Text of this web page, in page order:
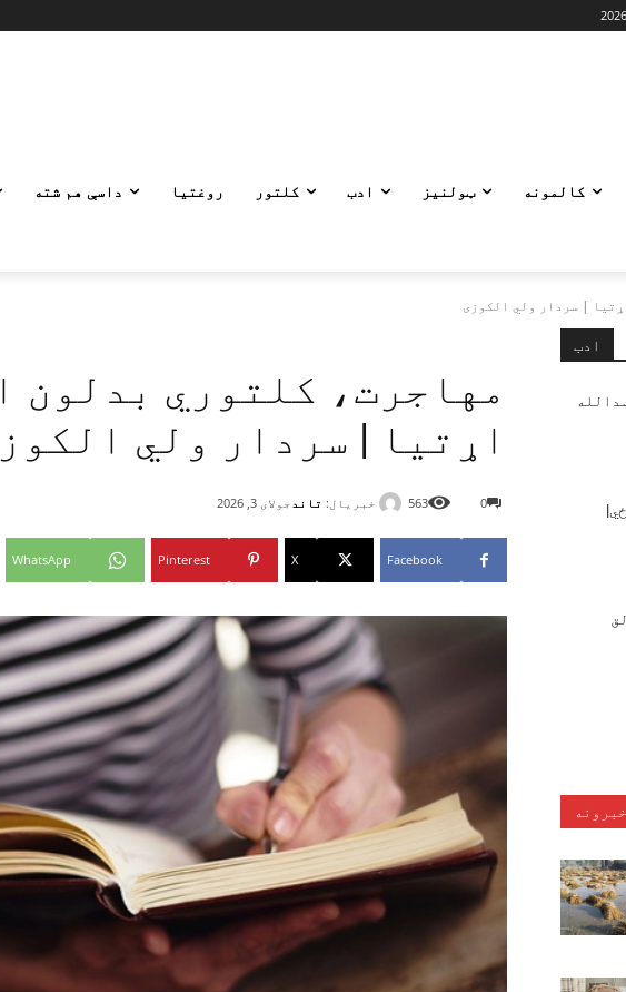
کالمونه ټولنیز ادب کلتور روغتیا داسې هم شته
| سردار ولي الکوزی
مهاجرت، کلتوري بدلون
اړتیا | سردار ولي
خبریال: تاند جولای 3, 2026 0
563
Facebook
X
Pinterest
WhatsApp
ادب
خبرونه